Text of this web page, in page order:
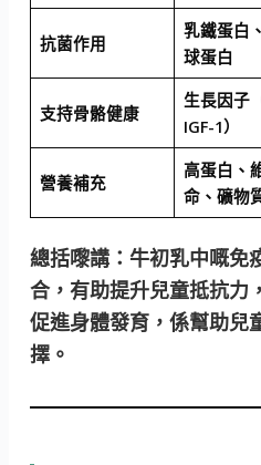
抗菌作用
乳鐵蛋白
球蛋白
支持骨骼健康
生長因子
IGF-1）
營養補充
高蛋白、
命、礦物
總括嚟講： 牛初乳中嘅免
合，有助提升兒童抵抗力
促進身體發育，係幫助兒
擇。